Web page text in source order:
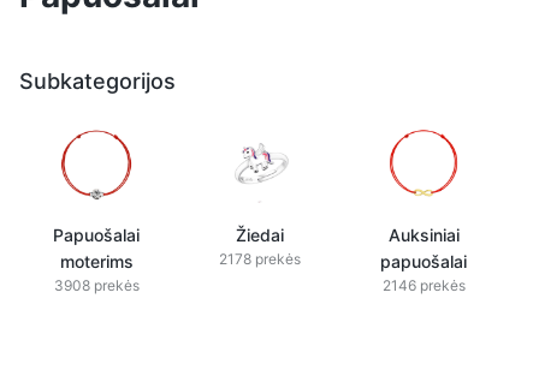
Subkategorijos
Papuošalai
moterims
3908 prekės
Žiedai
2178 prekės
Auksiniai
papuošalai
2146 prekės